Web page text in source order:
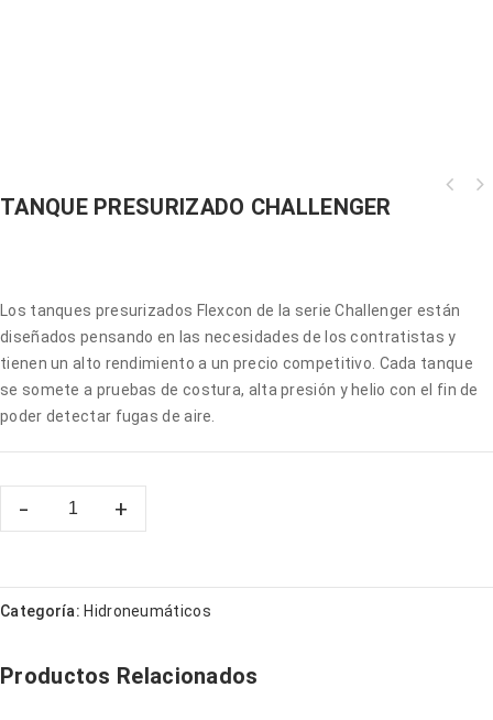
TANQUE PRESURIZADO CHALLENGER
Los tanques presurizados Flexcon de la serie Challenger están
diseñados pensando en las necesidades de los contratistas y
tienen un alto rendimiento a un precio competitivo. Cada tanque
se somete a pruebas de costura, alta presión y helio con el fin de
poder detectar fugas de aire.
Categoría: Hidroneumáticos
Productos Relacionados